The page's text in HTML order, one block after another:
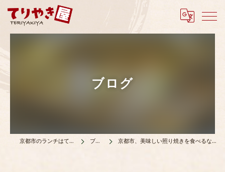
ブログ
京都市のランチはてりやき屋 ブログ 京都市、美味しい照り焼きを食べるならてりやき屋へ